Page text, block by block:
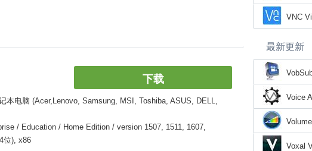
下载
本电脑 (Acer,Lenovo, Samsung, MSI, Toshiba, ASUS, DELL,
/ Education / Home Edition / version 1507, 1511, 1607,
位), x86
VNC
最新更新
Voice
Voxal